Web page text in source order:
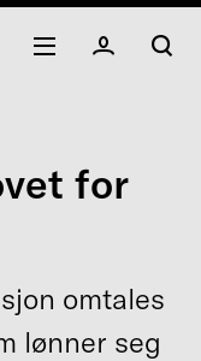
for
omtales
lønner seg